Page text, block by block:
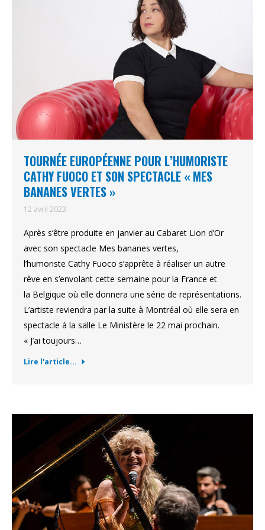
TOURNÉE EUROPÉENNE POUR L’HUMORISTE
CATHY FUOCO ET SON SPECTACLE « MES
BANANES VERTES »
12 avril 2023
Après s’être produite en janvier au Cabaret Lion d’Or
avec son spectacle Mes bananes vertes,
l’humoriste Cathy Fuoco s’apprête à réaliser un autre
rêve en s’envolant cette semaine pour la France et
la Belgique où elle donnera une série de représentations.
L’artiste reviendra par la suite à Montréal où elle sera en
spectacle à la salle Le Ministère le 22 mai prochain.
« J’ai toujours…
Lire l'article...